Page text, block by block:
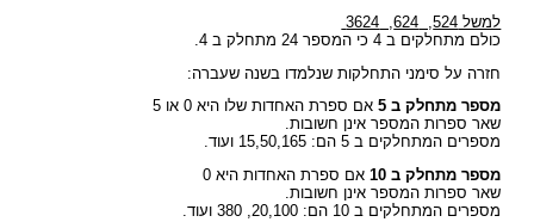
למשל 524, 624, 3624
כולם מתחלקים ב 4 כי המספר 24 מתחלק ב 4.
חזרה על סימני התחלקות שנלמדו בשנה שעברה:
מספר מתחלק ב 5
אם ספרת האחדות שלו היא 0 או 5
שאר ספרות המספר אינן חשובות.
מספרים המתחלקים ב 5 הם: 15,50,165 ועוד.
מספר מתחלק ב 10
אם ספרת האחדות היא 0
שאר ספרות המספר אינן חשובות.
מספרים המתחלקים ב 10 הם: 20,100, 380 ועוד.